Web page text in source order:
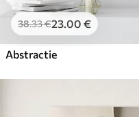
38.33€23.00 €
Abstractie